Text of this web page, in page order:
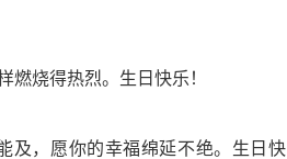
燃烧得热烈。生日快乐！
及，愿你的幸福绵延不绝。生日快